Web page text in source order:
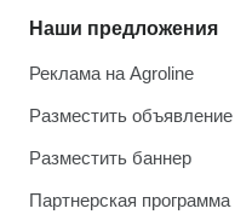
Наши предложения
Реклама на Agroline
Разместить объявление
Разместить баннер
Партнерская программа